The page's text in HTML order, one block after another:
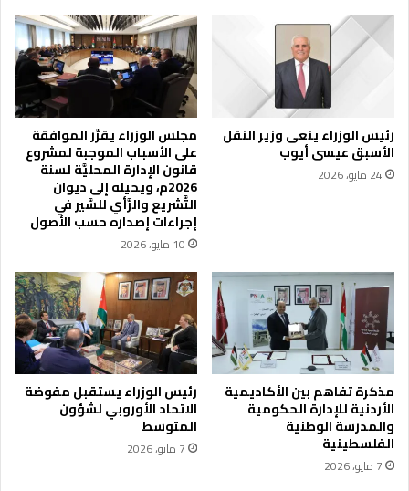
ل
غ
ز
ر
ض
ى
ل
ل
ع
ل
ا
ج
ف
ي
ا
ح
م
ض
ى
ل
ى
ص
ي
د
ل
ي
ا
رئيس الوزراء ينعى وزير النقل
الأسبق عيسى أيوب
24 مايو، 2026
مجلس الوزراء يقرِّر الموافقة
على الأسباب الموجبة لمشروع
قانون الإدارة المحليَّة لسنة
2026م، ويحيله إلى ديوان
التَّشريع والرَّأي للسَّير في
إجراءات إصداره حسب الأصول
10 مايو، 2026
مذكرة تفاهم بين الأكاديمية
الأردنية للإدارة الحكومية
والمدرسة الوطنية
الفلسطينية
7 مايو، 2026
رئيس الوزراء يستقبل مفوضة
الاتحاد الأوروبي لشؤون
المتوسط
7 مايو، 2026